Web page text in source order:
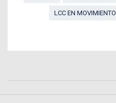
LCC EN MOVIMIENTO